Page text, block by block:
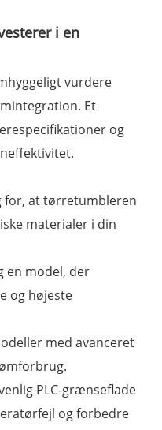
i en
vurdere
Et
og
for, at tørretumbleren
materialer i din
en model, der
og højeste
med avanceret
PLC-grænseflade
og forbedre